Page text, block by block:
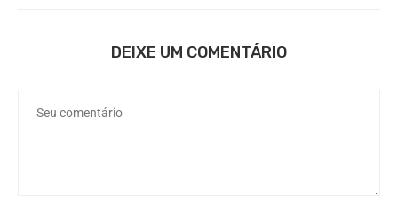
DEIXE UM COMENTÁRIO